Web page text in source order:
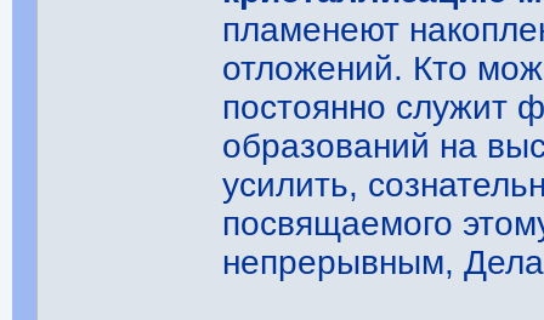
пламенеют
отложений. Кто
постоянно служит
образований на
усилить,
посвящаемого
непрерывным,